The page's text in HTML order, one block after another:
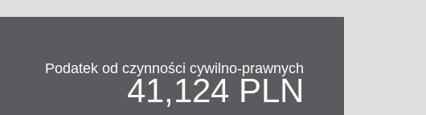
Podatek od czynności cywilno-prawnych
41,124 PLN